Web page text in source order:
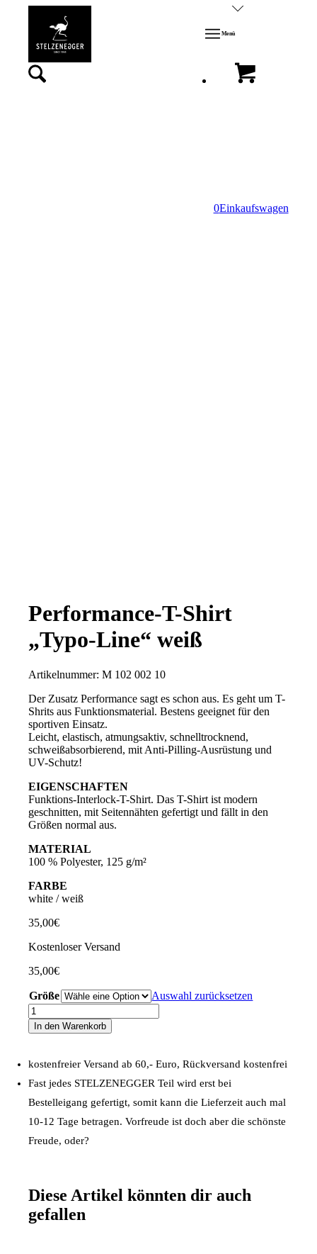
Menü
0Einkaufswagen
Performance-T-Shirt
„Typo-Line“ weiß
Artikelnummer:M 102 002 10
Der Zusatz Performance sagt es schon aus. Es geht um T-
Shrits aus Funktionsmaterial. Bestens geeignet für den
sportiven Einsatz.
Leicht, elastisch, atmungsaktiv, schnelltrocknend,
schweißabsorbierend, mit Anti-Pilling-Ausrüstung und
UV-Schutz!
EIGENSCHAFTEN
Funktions-Interlock-T-Shirt. Das T-Shirt ist modern
geschnitten, mit Seitennähten gefertigt und fällt in den
Größen normal aus.
MATERIAL
100 % Polyester, 125 g/m²
FARBE
white / weiß
35,00€
Kostenloser Versand
35,00€
Größe
Auswahl zurücksetzen
Performance-
T-
Shirt
Line“
Menge
In den Warenkorb
kostenfreier Versand ab 60,- Euro, Rückversand kostenfrei
Fast jedes STELZENEGGER Teil wird erst bei
Bestelleigang gefertigt, somit kann die Lieferzeit auch mal
10-12 Tage betragen. Vorfreude ist doch aber die schönste
Freude, oder?
Diese Artikel könnten dir auch
gefallen